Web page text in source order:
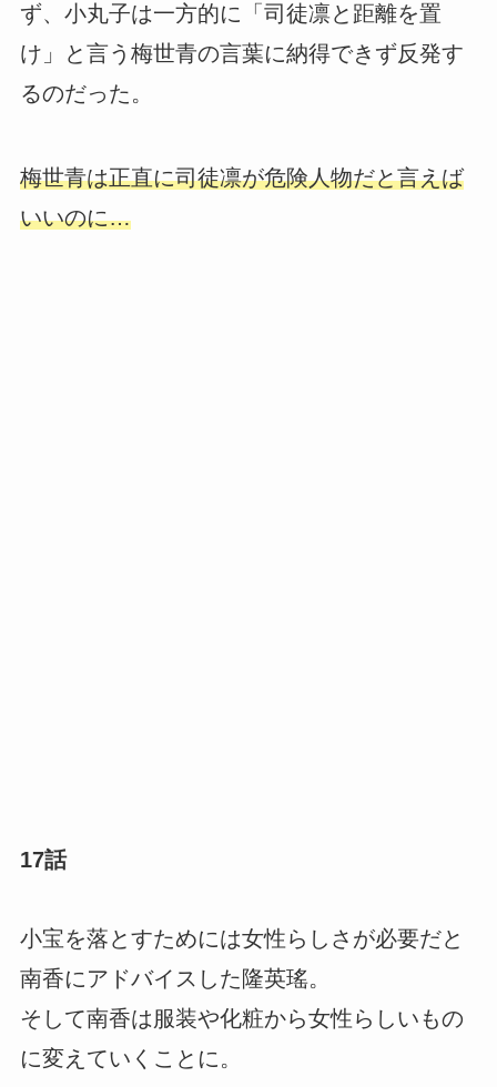
ず、小丸子は一方的に「司徒凛と距離を置
け」と言う梅世青の言葉に納得できず反発す
るのだった。
梅世青は正直に司徒凛が危険人物だと言えば
いいのに…
17話
小宝を落とすためには女性らしさが必要だと
南香にアドバイスした隆英瑤。
そして南香は服装や化粧から女性らしいもの
に変えていくことに。